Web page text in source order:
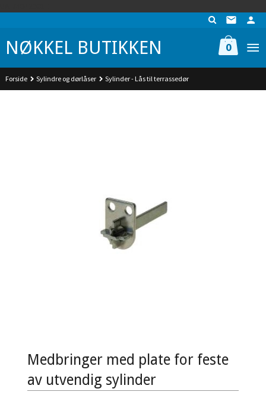
NØKKEL BUTIKKEN 0
Forside Sylindre og dørlåser Sylinder - Lås til terrassedør
Medbringer med plate for feste
av utvendig sylinder